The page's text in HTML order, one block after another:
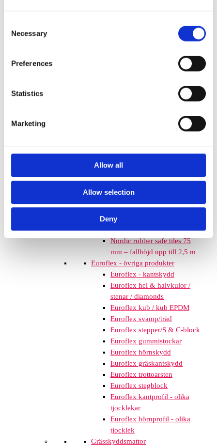
Selection
Necessary
Preferences
Statistics
Marketing
Allow all
Allow selection
Deny
mm - för fallhöjd till och med
mm - för fallhöjd 1,2 meter
Euroflex fallskyddsmatta 50
mm - för fallhöjd 1,5 meter
Euroflex fallskyddsmatta 60
Euroflex fallskyddsmatta 70
mm - för fallhöjd 2,1 meter
mm - för fallhöjd 2,4 meter
Euroflex fallskyddsmatta 90
Nordic rubber safe tiles 40
mm – fallhöjd upp till 1,5 m
Nordic rubber safe tiles 55
mm – fallhöjd upp till 2,1 m
Nordic rubber safe tiles 75
mm – fallhöjd upp till 2,5 m
Euroflex - övriga produkter
Euroflex - kantskydd
Euroflex hel & halvkulor /
stenar / diamonds
Euroflex kub / kub EPDM
Euroflex svamp/träd
Euroflex stepper/S & C-block
Euroflex gummistockar
Euroflex hörnskydd
Euroflex gräskantskydd
Euroflex trottoarsten
Euroflex stegblock
Euroflex kantprofil - olika
tjocklekar
Euroflex hörnprofil - olika
tjocklek
Grässkyddsmattor